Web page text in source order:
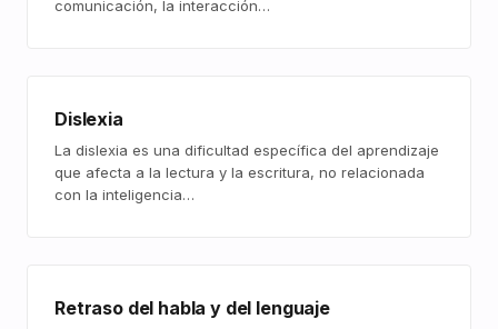
comunicación, la interacción…
Dislexia
La dislexia es una dificultad específica del aprendizaje
que afecta a la lectura y la escritura, no relacionada
con la inteligencia…
Retraso del habla y del lenguaje